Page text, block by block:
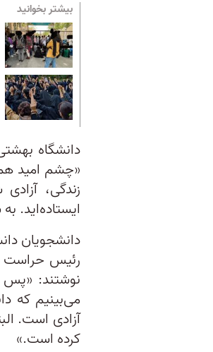
بیشتر بخوانید
دانشگاه
«چشم امید
زندگی،
ایستاده‌اید.
دانشجویان
رئیس حراست
نوشتند: «پس
می‌بینیم که
آزادی است.
کرده است.»